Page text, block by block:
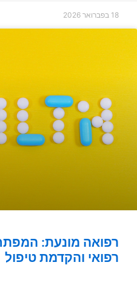
18 בפברואר 2026
רפואה מונעת:
רפואי והקדמת טיפול